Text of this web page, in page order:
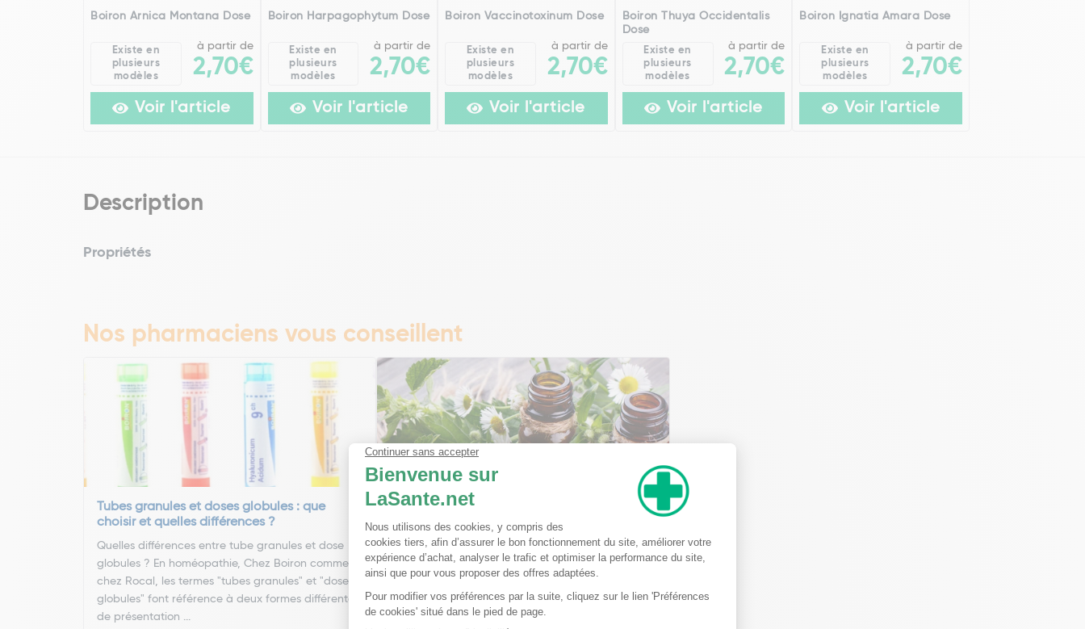
Boiron Arnica Montana Dose
Existe en
plusieurs
modèles
à partir de
2,70€
Voir l'article
Boiron Harpagophytum Dose
Existe en
plusieurs
modèles
à partir de
2,70€
Voir l'article
Boiron Vaccinotoxinum Dose
Existe en
plusieurs
modèles
à partir de
2,70€
Voir l'article
Boiron Thuya Occidentalis
Dose
Existe en
plusieurs
modèles
à partir de
2,70€
Voir l'article
Boiron Ignatia Amara Dose
Existe en
plusieurs
modèles
à partir de
2,70€
Voir l'article
Description
Propriétés
Nos pharmaciens vous conseillent
Tubes granules et doses globules : que
choisir et quelles différences ?
Quelles différences entre tube granules et dose
globules ? En homéopathie, Chez Boiron comme
chez Rocal, les termes "tubes granules" et "doses
globules" font référence à deux formes différentes
de présentation ...
Ma trousse à pharmacie homéopathique
Ceci est un petit guide pratique des traitements
homéopathiques à avoir chez soi ! L'homéopathie
est une disciple à part entière dans l'arsenal
qu'une ...